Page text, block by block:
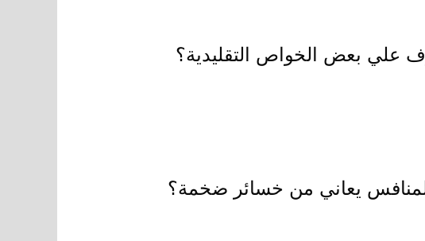
علي بعض الخواص التقليدية؟
يعاني من خسائر ضخمة؟